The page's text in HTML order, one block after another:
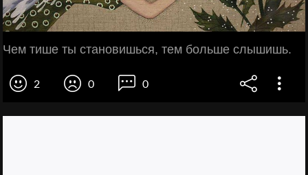
Чем тише ты становишься, тем больше слышишь.
2 0 0